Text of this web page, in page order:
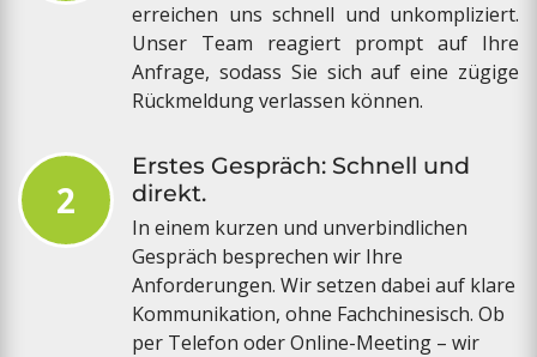
erreichen uns schnell und unkompliziert.
Unser Team reagiert prompt auf Ihre
Anfrage, sodass Sie sich auf eine zügige
Rückmeldung verlassen können.
2
Erstes Gespräch: Schnell und
direkt.
In einem kurzen und unverbindlichen
Gespräch besprechen wir Ihre
Anforderungen. Wir setzen dabei auf klare
Kommunikation, ohne Fachchinesisch. Ob
per Telefon oder Online-Meeting – wir